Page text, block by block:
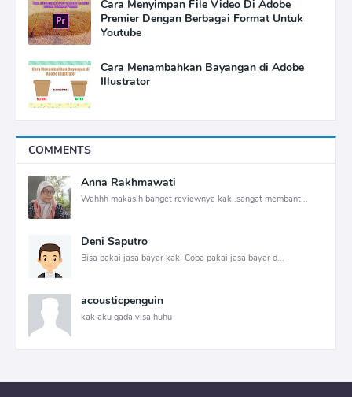
Cara Menyimpan File Video Di Adobe
Premier Dengan Berbagai Format Untuk
Youtube
Cara Menambahkan Bayangan di Adobe
Illustrator
COMMENTS
Anna Rakhmawati
Wahhh makasih banget reviewnya kak..sangat membant...
Deni Saputro
Bisa pakai jasa bayar kak. Coba pakai jasa bayar d...
acousticpenguin
kak aku gada visa huhu